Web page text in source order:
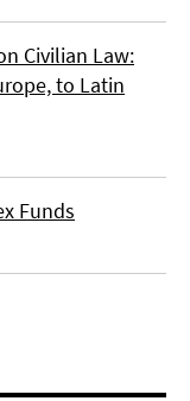
Civilian Law:
to Latin
Funds